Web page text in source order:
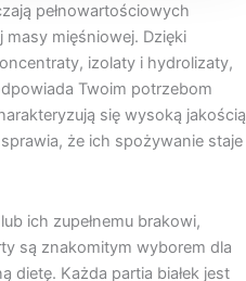
pełnowartościowych
mięśniowej. Dzięki
izolaty i hydrolizaty,
Twoim potrzebom
się wysoką jakością
że ich spożywanie staje
ich zupełnemu brakowi,
są znakomitym wyborem dla
dietę. Każda partia białek jest